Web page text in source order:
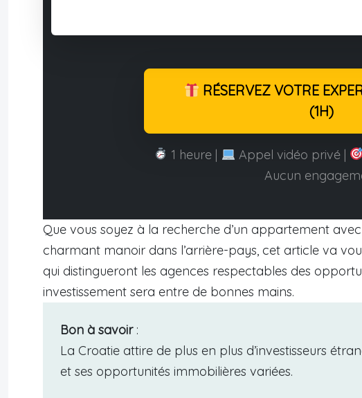
RÉSERVEZ VOTRE
(1H)
1 heure | Appel vidéo privé |
Aucun
Que vous soyez à la recherche d’un appartement
charmant manoir dans l’arrière-pays, cet article va
qui distingueront les agences respectables des
investissement sera entre de bonnes mains.
Bon à savoir:
La Croatie attire de plus en plus d’investisseurs
et ses opportunités immobilières variées.